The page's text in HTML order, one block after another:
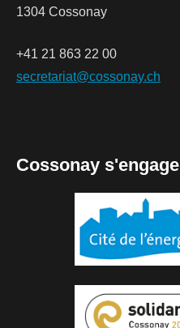
1304 Cossonay
+41 21 863 22 00
secretariat@cossonay.ch
Cossonay s'engage